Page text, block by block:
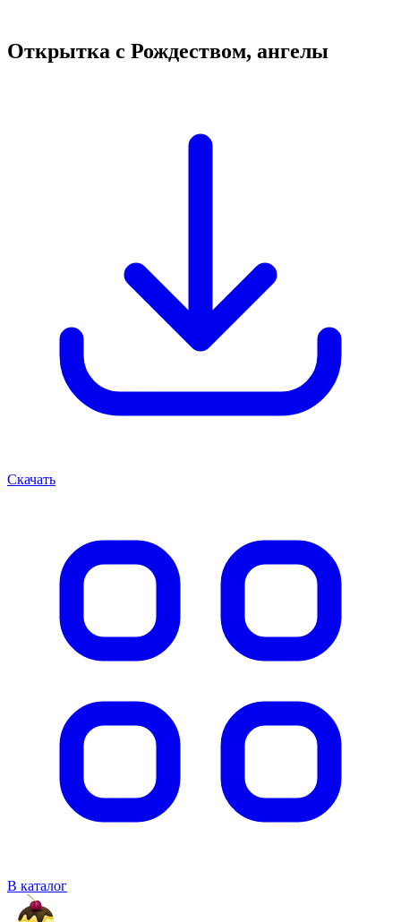
Открытка с Рождеством, ангелы
Скачать
В каталог